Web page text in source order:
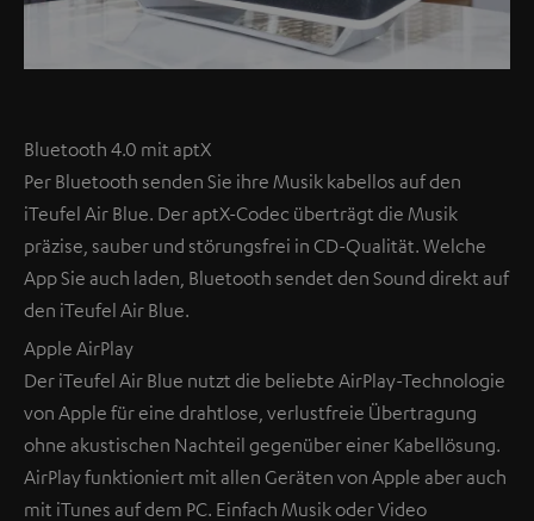
Bluetooth 4.0 mit aptX
Per Bluetooth senden Sie ihre Musik kabellos auf den
iTeufel Air Blue. Der aptX-Codec überträgt die Musik
präzise, sauber und störungsfrei in CD-Qualität. Welche
App Sie auch laden, Bluetooth sendet den Sound direkt auf
den iTeufel Air Blue.
Apple AirPlay
Der iTeufel Air Blue nutzt die beliebte AirPlay-Technologie
von Apple für eine drahtlose, verlustfreie Übertragung
ohne akustischen Nachteil gegenüber einer Kabellösung.
AirPlay funktioniert mit allen Geräten von Apple aber auch
mit iTunes auf dem PC. Einfach Musik oder Video